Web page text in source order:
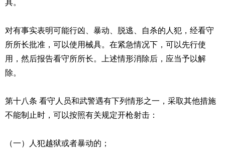
具。
对有事实表明可能行凶、暴动、脱逃、自杀的人犯，经看守
所所长批准，可以使用械具。在紧急情况下，可以先行使
用，然后报告看守所所长。上述情形消除后，应当予以解
除。
第十八条 看守人员和武警遇有下列情形之一，采取其他措施
不能制止时，可以按照有关规定开枪射击：
（一）人犯越狱或者暴动的；